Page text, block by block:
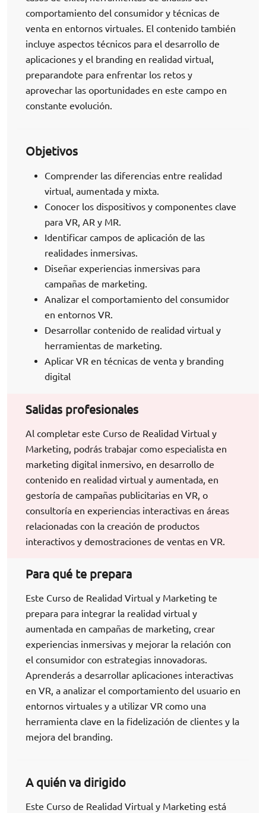
comportamiento del consumidor y técnicas de
venta en entornos virtuales. El contenido también
incluye aspectos técnicos para el desarrollo de
aplicaciones y el branding en realidad virtual,
preparandote para enfrentar los retos y
aprovechar las oportunidades en este campo en
constante evolución.
Objetivos
Comprender las diferencias entre realidad
virtual, aumentada y mixta.
Conocer los dispositivos y componentes clave
para VR, AR y MR.
Identificar campos de aplicación de las
realidades inmersivas.
Diseñar experiencias inmersivas para
campañas de marketing.
Analizar el comportamiento del consumidor
en entornos VR.
Desarrollar contenido de realidad virtual y
herramientas de marketing.
Aplicar VR en técnicas de venta y branding
digital
Salidas profesionales
Al completar este Curso de Realidad Virtual y
Marketing, podrás trabajar como especialista en
marketing digital inmersivo, en desarrollo de
contenido en realidad virtual y aumentada, en
gestoría de campañas publicitarias en VR, o
consultoría en experiencias interactivas en áreas
relacionadas con la creación de productos
interactivos y demostraciones de ventas en VR.
Para qué te prepara
Este Curso de Realidad Virtual y Marketing te
prepara para integrar la realidad virtual y
aumentada en campañas de marketing, crear
experiencias inmersivas y mejorar la relación con
el consumidor con estrategias innovadoras.
Aprenderás a desarrollar aplicaciones interactivas
en VR, a analizar el comportamiento del usuario en
entornos virtuales y a utilizar VR como una
herramienta clave en la fidelización de clientes y la
mejora del branding.
A quién va dirigido
Este Curso de Realidad Virtual y Marketing está